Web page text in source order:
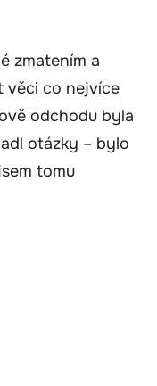
zmatením a
věci co nejvíce
odchodu byla
otázky – bylo
tomu